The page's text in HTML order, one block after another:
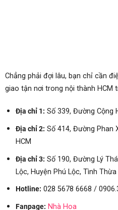
Chẳng phải đợi lâu, bạn chỉ cần
giao tận nơi trong nội thành HCM
Địa chỉ 1: Số 339, Đường Cộng
Địa chỉ 2: Số 414, Đường Phan
HCM
Địa chỉ 3: Số 190, Đường Lý
Lộc, Huyện Phú Lộc, Tình
Hotline: 028 5678 6668 /
Fanpage: Nhà Hoa